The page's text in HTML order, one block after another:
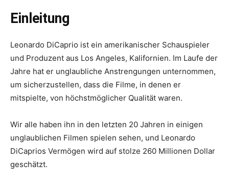
Einleitung
Leonardo DiCaprio ist ein amerikanischer Schauspieler
und Produzent aus Los Angeles, Kalifornien. Im Laufe der
Jahre hat er unglaubliche Anstrengungen unternommen,
um sicherzustellen, dass die Filme, in denen er
mitspielte, von höchstmöglicher Qualität waren.
Wir alle haben ihn in den letzten 20 Jahren in einigen
unglaublichen Filmen spielen sehen, und Leonardo
DiCaprios Vermögen wird auf stolze 260 Millionen Dollar
geschätzt.